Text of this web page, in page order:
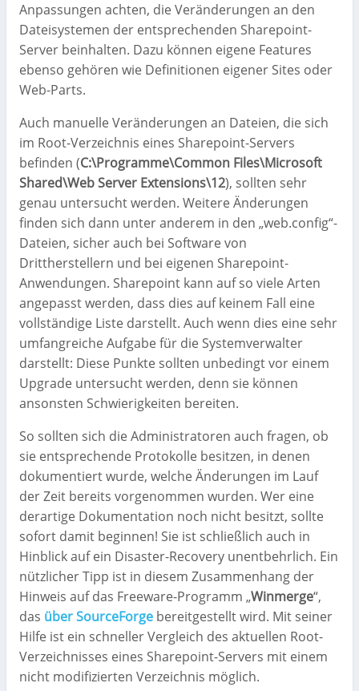
Anpassungen achten, die Veränderungen an den
Dateisystemen der entsprechenden Sharepoint-
Server beinhalten. Dazu können eigene Features
ebenso gehören wie Definitionen eigener Sites oder
Web-Parts.
Auch manuelle Veränderungen an Dateien, die sich
im Root-Verzeichnis eines Sharepoint-Servers
befinden (C:\Programme\Common Files\Microsoft
Shared\Web Server Extensions\12), sollten sehr
genau untersucht werden. Weitere Änderungen
finden sich dann unter anderem in den „web.config“-
Dateien, sicher auch bei Software von
Drittherstellern und bei eigenen Sharepoint-
Anwendungen. Sharepoint kann auf so viele Arten
angepasst werden, dass dies auf keinem Fall eine
vollständige Liste darstellt. Auch wenn dies eine sehr
umfangreiche Aufgabe für die Systemverwalter
darstellt: Diese Punkte sollten unbedingt vor einem
Upgrade untersucht werden, denn sie können
ansonsten Schwierigkeiten bereiten.
So sollten sich die Administratoren auch fragen, ob
sie entsprechende Protokolle besitzen, in denen
dokumentiert wurde, welche Änderungen im Lauf
der Zeit bereits vorgenommen wurden. Wer eine
derartige Dokumentation noch nicht besitzt, sollte
sofort damit beginnen! Sie ist schließlich auch in
Hinblick auf ein Disaster-Recovery unentbehrlich. Ein
nützlicher Tipp ist in diesem Zusammenhang der
Hinweis auf das Freeware-Programm „Winmerge“,
das über SourceForge bereitgestellt wird. Mit seiner
Hilfe ist ein schneller Vergleich des aktuellen Root-
Verzeichnisses eines Sharepoint-Servers mit einem
nicht modifizierten Verzeichnis möglich.